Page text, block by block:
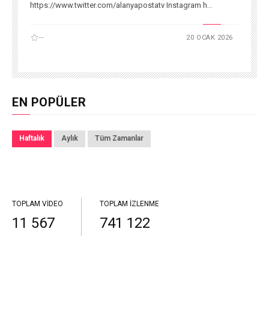
https://www.twitter.com/alanyapostatv Instagram h...
-- 20 OCAK 2026
EN POPÜLER
Haftalık Aylık Tüm Zamanlar
TOPLAM VIDEO
11 567
TOPLAM İZLENME
741 122